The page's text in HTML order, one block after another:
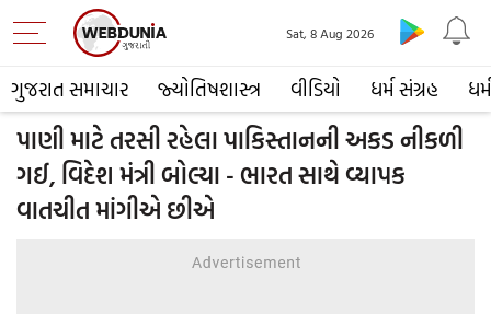
ગુજરાત સમાચાર જ્યોતિષશાસ્ત્ર વીડિયો ધર્મ સંગ્રહ ધર્મ
Sat, 8 Aug 2026
પાણી માટે તરસી રહેલા પાકિસ્તાનની અકડ નીકળી
ગઈ, વિદેશ મંત્રી બોલ્યા - ભારત સાથે વ્યાપક
વાતચીત માંગીએ છીએ